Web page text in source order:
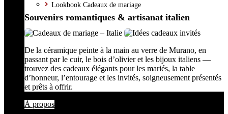
Lookbook Cadeaux de mariage
Souvenirs romantiques & artisanat italien
De la céramique peinte à la main au verre de Murano, en
passant par le cuir, le bois d’olivier et les bijoux italiens —
trouvez des cadeaux élégants pour les mariés, la table
d’honneur, l’entourage et les invités, soigneusement présentés
et prêts à offrir.
À propos